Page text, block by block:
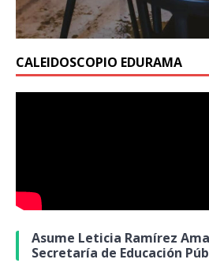
CALEIDOSCOPIO EDURAMA
Asume Leticia Ramírez
Secretaría de Educación